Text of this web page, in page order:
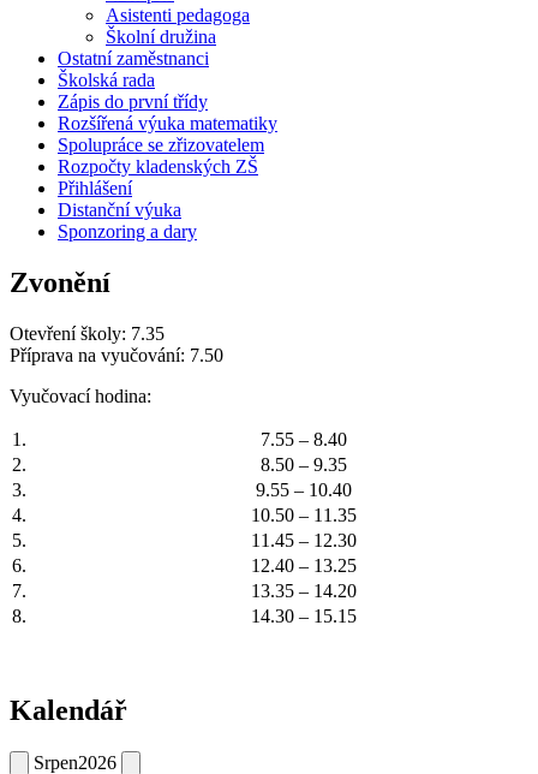
Asistenti pedagoga
Školní družina
Ostatní zaměstnanci
Školská rada
Zápis do první třídy
Rozšířená výuka matematiky
Spolupráce se zřizovatelem
Rozpočty kladenských ZŠ
Přihlášení
Distanční výuka
Sponzoring a dary
Zvonění
Otevření školy: 7.35
Příprava na vyučování: 7.50
Vyučovací hodina:
1.
7.55 – 8.40
2.
8.50 – 9.35
3.
9.55 – 10.40
4.
10.50 – 11.35
5.
11.45 – 12.30
6.
12.40 – 13.25
7.
13.35 – 14.20
8.
14.30 – 15.15
Kalendář
Srpen2026